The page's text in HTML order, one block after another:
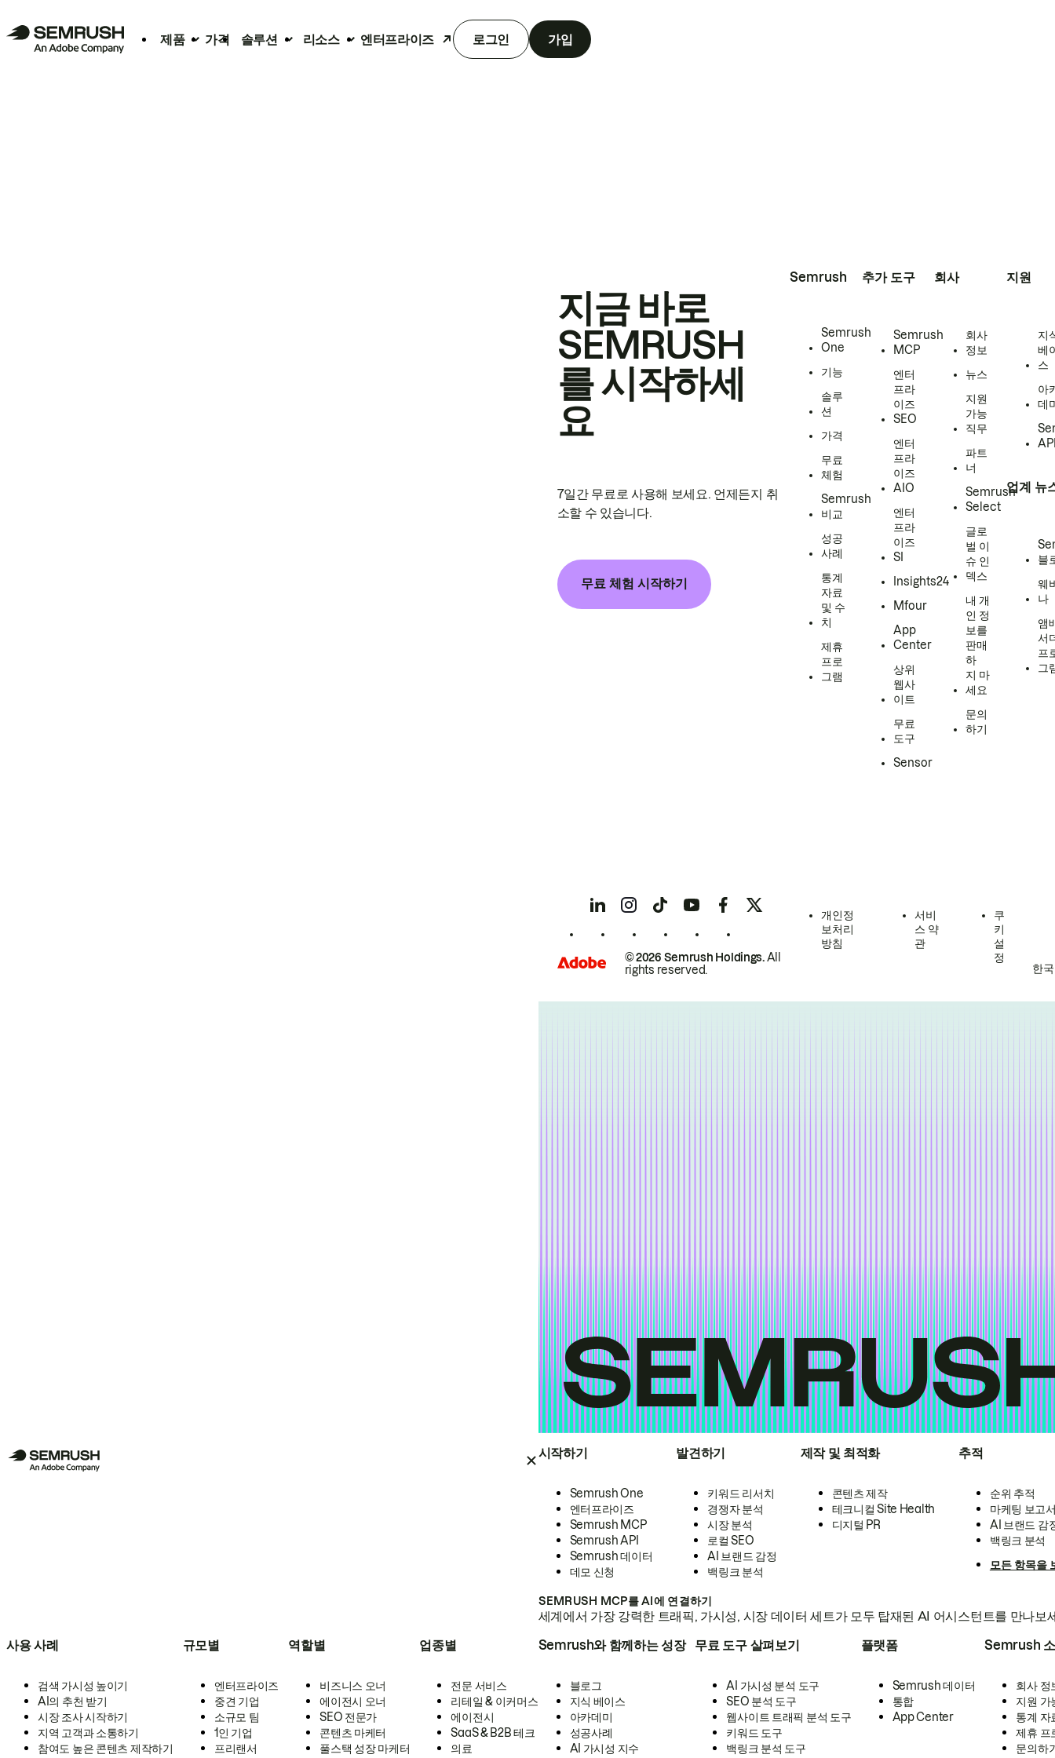
제품 가격 솔루션 리소스 엔터프라이즈 로그인 가입
시작하기
Semrush One
엔터프라이즈
Semrush MCP
Semrush API
Semrush 데이터
데모 신청
발견하기
키워드 리서치
경쟁자 분석
시장 분석
로컬 SEO
AI 브랜드 감정
백링크 분석
제작 및 최적화
콘텐츠 제작
테크니컬 Site Health
디지털 PR
추적
순위 추적
마케팅 보고
AI 브랜드 감
백링크 분석
모든 항목을
SEMRUSH MCP를 AI에 연결하기
세계에서 가장 강력한 트래픽, 가시성, 시장 데이터 세트가 모두 탑재된 AI 어시스턴트를 만나보
사용 사례
검색 가시성 높이기
AI의 추천 받기
시장 조사 시작하기
지역 고객과 소통하기
참여도 높은 콘텐츠 제작하기
규모별
엔터프라이즈
중견 기업
소규모 팀
1인 기업
프리랜서
역할별
비즈니스 오너
에이전시 오너
SEO 전문가
콘텐츠 마케터
풀스택 성장 마케터
업종별
전문 서비스
리테일 & 이커머스
에이전시
SaaS & B2B 테크
의료
Semrush와 함께하는 성장
블로그
지식 베이스
아카데미
성공사례
AI 가시성 지수
무료 도구 살펴보기
AI 가시성 분석 도구
SEO 분석 도구
웹사이트 트래픽 분석 도구
키워드 도구
백링크 분석 도구
플랫폼
Semrush 데이터
통합
App Center
Semrush
회사 정
지원 가
통계 자
제휴 프
문의하
지금 바로
SEMRUSH
를 시작하세
요
7일간 무료로 사용해 보세요. 언제든지 취
소할 수 있습니다.
무료 체험 시작하기
Semrush
Semrush
One
기능
솔루
션
가격
무료
체험
Semrush
비교
성공
사례
통계
자료
및 수
치
제휴
프로
그램
추가 도구
Semrush
MCP
엔터
프라
이즈
SEO
엔터
프라
이즈
AIO
엔터
프라
이즈
SI
Insights24
Mfour
App
Center
상위
웹사
이트
무료
도구
Sensor
회사
회사
정보
뉴스
지원
가능
직무
파트
너
Semrush
Select
글로
벌 이
슈 인
덱스
내 개
인 정
보를
판매
하
지 마
세요
문의
하기
지원
지
베
스
아
데
업계 뉴
블
웨
나
앰
서
프
그
© 2026 Semrush Holdings.All
rights reserved.
개인정
보처리
방침
서비
스 약
관
쿠
키
설
정
한